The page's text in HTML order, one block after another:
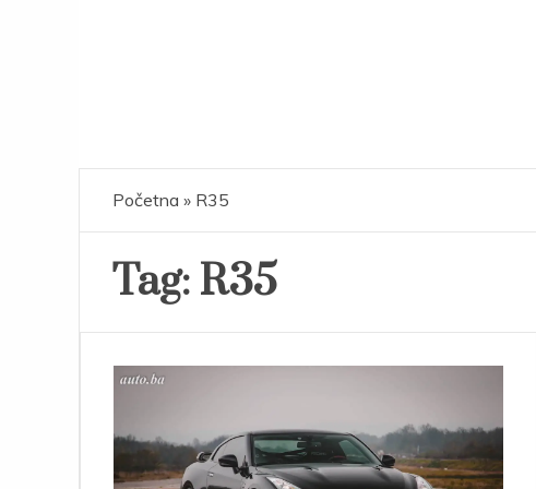
Početna » R35
Tag: R35